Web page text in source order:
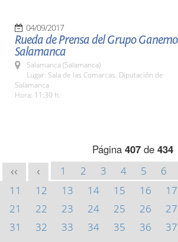
04/09/2017
Rueda de Prensa del Grupo
Salamanca
Salamanca (Salamanca)
Lugar: Sala de las Comarcas. Diputación de
Salamanca
Hora: 11:30 h.
Página 407de 434
<< < 1 2 3 4 5 6
11
12 13 14 15 16 17
21
22 23 24 25 26 27
31
32 33 34 35 36 37